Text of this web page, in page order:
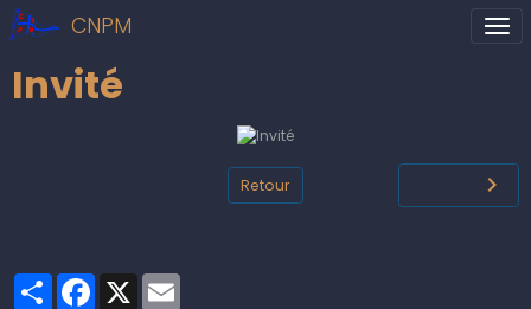
CNPM
Invité
Retour
PartagerFacebook
X